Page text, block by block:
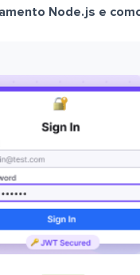
Node.js e